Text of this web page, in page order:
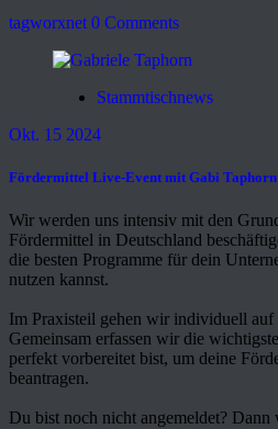
tagworxnet 0 Comments
Stammtischnews
Okt. 15 2024
Fördermittel Live-Event mit Gabi Taphorn
Wir werden uns intensiv mit den
Fördermittel in Deutschland
die besten Programme für dein
nutzen kannst.
Im Praxisteil gehen wir individuell auf
Gemeinsam erfassen wir die
perfekt vorbereitet bist, um deine
beantragen.
Du bist noch nicht angemeldet? Dann